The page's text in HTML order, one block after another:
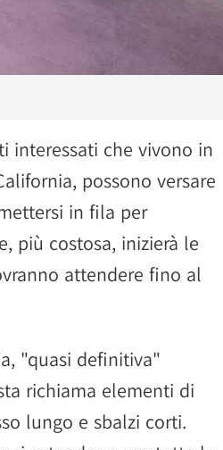
interessati che vivono in
possono versare
in fila per
più costosa, inizierà le
attendere fino al
"quasi definitiva"
richiama elementi di
lungo e sbalzi corti.